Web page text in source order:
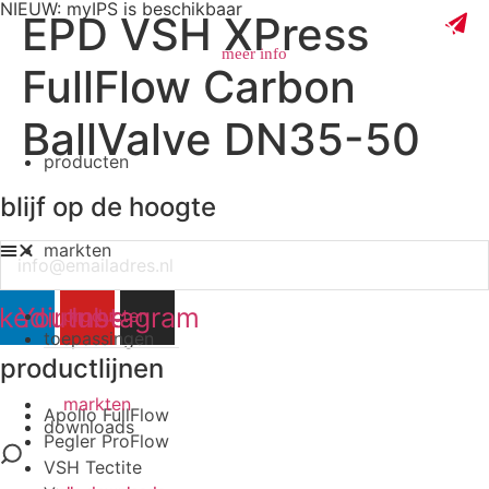
NIEUW: myIPS is beschikbaar
meer info
producten
markten
toepassingen
downloads
producten
markten
EPD VSH XPress
FullFlow Carbon
BallValve DN35-50
blijf op de hoogte
Email
YoutubeInstagram
productlijnen
Apollo FullFlow
Pegler ProFlow
VSH Tectite